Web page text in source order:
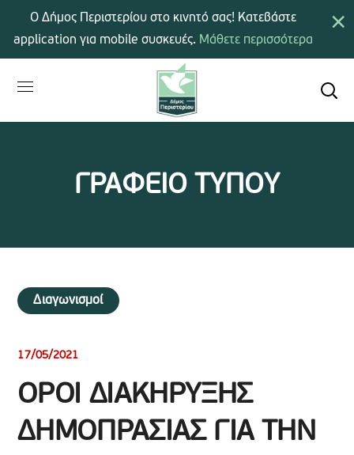
ΓΡΑΦΕΙΟ ΤΥΠΟΥ
Διαγωνισμοί
17/05/2021
ΟΡOI ΔΙΑΚΗΡΥΞHΣ
ΔΗΜΟΠΡΑΣΙΑΣ ΓΙΑ ΤΗΝ
×
Ο Δήμος Περιστερίου στο κινητό σας! Κατεβάστε
application για mobile συσκευές. Μάθετε περισσότερα